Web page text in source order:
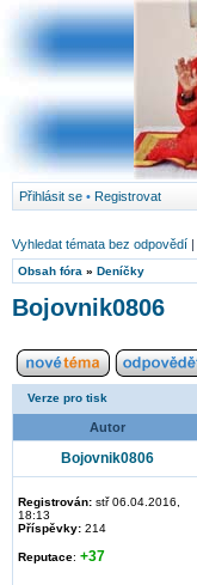
Přihlásit se • Registrovat
Vyhledat témata bez odpovědí |
Obsah fóra » Deníčky
Bojovnik0806
Verze pro tisk
Autor
Bojovnik0806
Registrován: stř 06.04.2016,
18:13
Příspěvky: 214
Reputace: +37